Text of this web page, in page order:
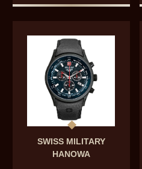
SWISS MILITARY
HANOWA